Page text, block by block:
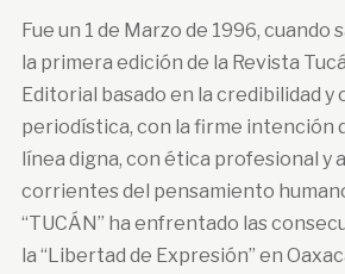
Fue un 1 de Marzo de 1996, cuando
la primera edición de la Revista
Editorial basado en la credibilidad y
periodística, con la firme intención
línea digna, con ética profesional y
corrientes del pensamiento
“TUCÁN” ha enfrentado las
la “Libertad de Expresión” en